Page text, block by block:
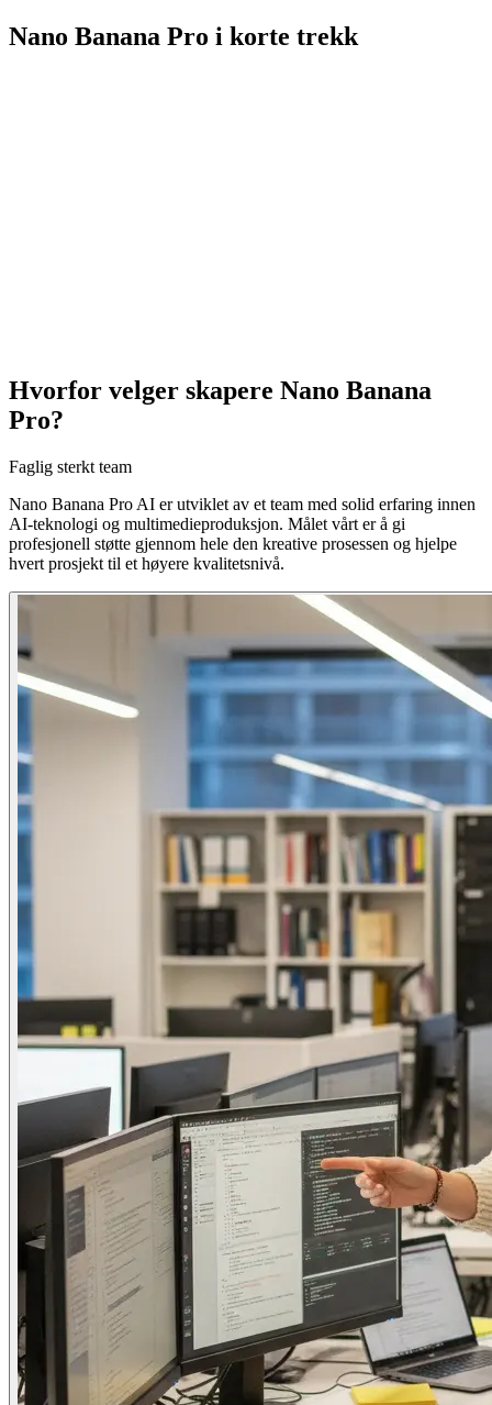
Nano Banana Pro i korte trekk
Hvorfor velger skapere Nano Banana
Pro?
Faglig sterkt team
Nano Banana Pro AI er utviklet av et team med solid erfaring innen
AI-teknologi og multimedieproduksjon. Målet vårt er å gi
profesjonell støtte gjennom hele den kreative prosessen og hjelpe
hvert prosjekt til et høyere kvalitetsnivå.